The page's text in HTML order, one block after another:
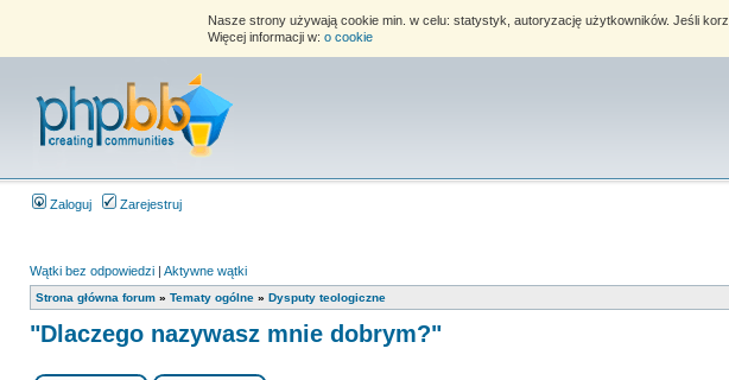
Nasze strony używają cookie min. w celu: statystyk, autoryzację użytkowników. Jeśli
Więcej informacji w: o cookie
Zaloguj Zarejestruj
Wątki bez odpowiedzi | Aktywne wątki
Strona główna forum » Tematy ogólne » Dysputy teologiczne
"Dlaczego nazywasz mnie dobrym?"